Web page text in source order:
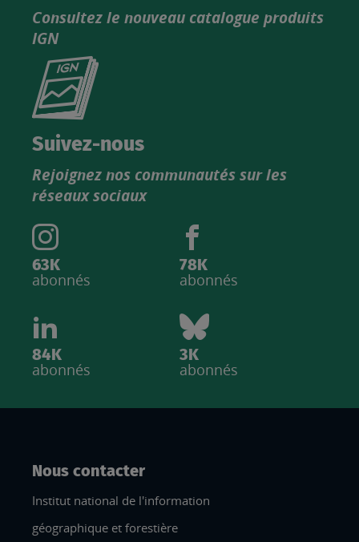
Consultez le nouveau catalogue produits
IGN
Consultez
catalogue
IGN
Suivez-nous
Rejoignez nos communautés sur les
réseaux sociaux
63K
abonnés
78K
abonnés
84K
abonnés
3K
abonnés
Nous contacter
Institut national de l'information
géographique et forestière